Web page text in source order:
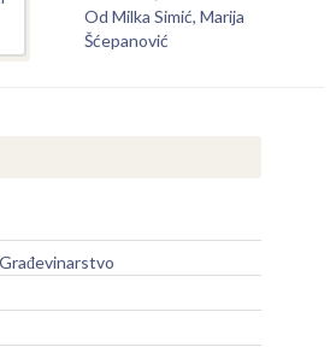
Od Milka Simić, Marija
Šćepanović